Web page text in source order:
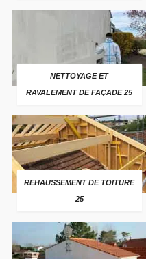
NETTOYAGE ET
RAVALEMENT DE FAÇADE 25
REHAUSSEMENT DE TOITURE
25